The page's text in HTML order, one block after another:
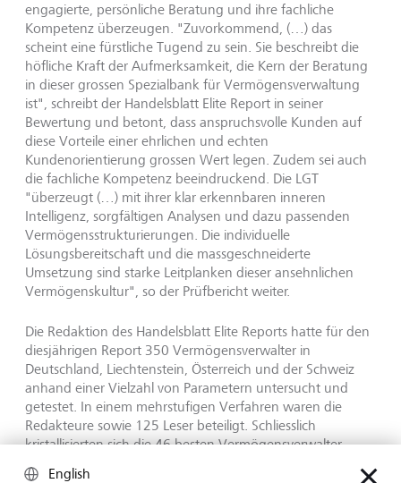
engagierte, persönliche Beratung und ihre fachliche
Kompetenz überzeugen. "Zuvorkommend, (…) das
scheint eine fürstliche Tugend zu sein. Sie beschreibt die
höfliche Kraft der Aufmerksamkeit, die Kern der Beratung
in dieser grossen Spezialbank für Vermögensverwaltung
ist", schreibt der Handelsblatt Elite Report in seiner
Bewertung und betont, dass anspruchsvolle Kunden auf
diese Vorteile einer ehrlichen und echten
Kundenorientierung grossen Wert legen. Zudem sei auch
die fachliche Kompetenz beeindruckend. Die LGT
"überzeugt (…) mit ihrer klar erkennbaren inneren
Intelligenz, sorgfältigen Analysen und dazu passenden
Vermögensstrukturierungen. Die individuelle
Lösungsbereitschaft und die massgeschneiderte
Umsetzung sind starke Leitplanken dieser ansehnlichen
Vermögenskultur", so der Prüfbericht weiter.
Die Redaktion des Handelsblatt Elite Reports hatte für den
diesjährigen Report 350 Vermögensverwalter in
Deutschland, Liechtenstein, Österreich und der Schweiz
anhand einer Vielzahl von Parametern untersucht und
getestet. In einem mehrstufigen Verfahren waren die
Redakteure sowie 125 Leser beteiligt. Schliesslich
kristallisierten sich die 46 besten Vermögensverwalter
heraus. Die LGT erreichte als eine von nur zehn
English